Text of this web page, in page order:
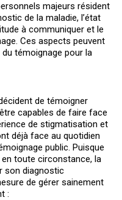
majeurs résident
de la maladie, l’état
à communiquer et le
Ces aspects peuvent
du témoignage pour la
de témoigner
capables de faire face
de stigmatisation et
déjà face au quotidien
public. Puisque
toute circonstance, la
son diagnostic
de gérer sainement
: